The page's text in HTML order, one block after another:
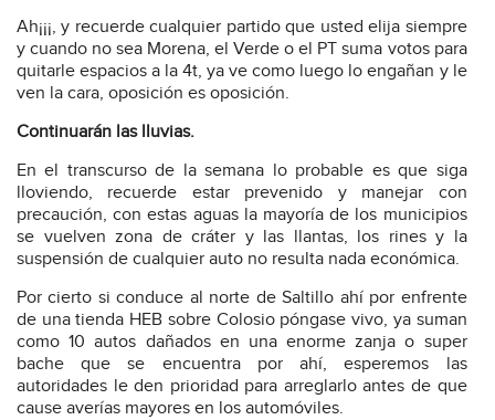
Ah¡¡¡, y recuerde cualquier partido que usted elija siempre
y cuando no sea Morena, el Verde o el PT suma votos para
quitarle espacios a la 4t, ya ve como luego lo engañan y le
ven la cara, oposición es oposición.
Continuarán las lluvias.
En el transcurso de la semana lo probable es que siga
lloviendo, recuerde estar prevenido y manejar con
precaución, con estas aguas la mayoría de los municipios
se vuelven zona de cráter y las llantas, los rines y la
suspensión de cualquier auto no resulta nada económica.
Por cierto si conduce al norte de Saltillo ahí por enfrente
de una tienda HEB sobre Colosio póngase vivo, ya suman
como 10 autos dañados en una enorme zanja o super
bache que se encuentra por ahí, esperemos las
autoridades le den prioridad para arreglarlo antes de que
cause averías mayores en los automóviles.